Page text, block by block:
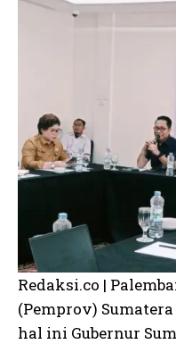
Redaksi.co |
(Pemprov)
hal ini Gubernur